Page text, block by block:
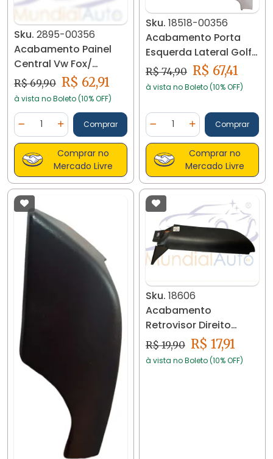
Sku. 2895-00356
Acabamento Painel
Central Vw Fox/
Crossfox. 2895
R$ 69,90 R$ 62,91
à vista no Boleto (10% OFF)
Diminuir Quantidade
Quantidade
Adicionar Quantidade
Comprar
Comprar no
Mercado Livre
Sku. 18518-00356
Acabamento Porta
Esquerda Lateral Golf
94/98 18518
R$ 74,90 R$ 67,41
à vista no Boleto (10% OFF)
Diminuir Quantidade
Quantidade
AdicionarComprar
Comprar no
Mercado Livre
Sku. 18606
Acabamento
Retrovisor Direito
Fox/spacefox
2011/2016 18606
R$ 19,90 R$ 17,91
à vista no Boleto (10% OFF)